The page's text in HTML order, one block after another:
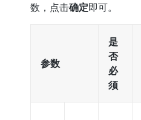
数，点击确定即可。
参数
是
否
必
须